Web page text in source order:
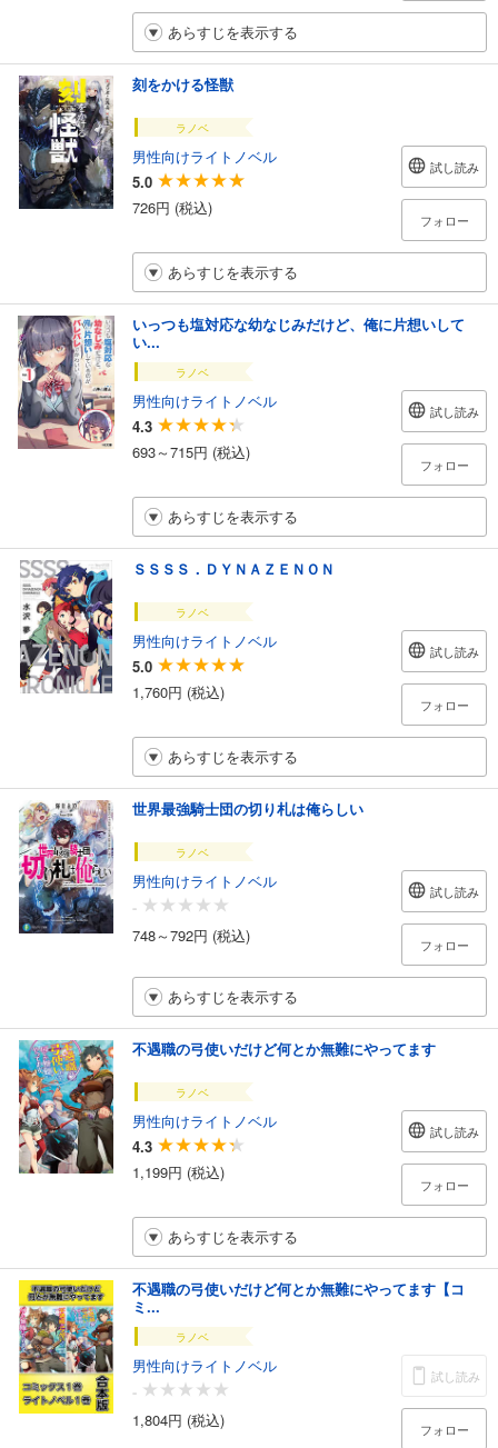
あらすじを表示する
刻をかける怪獣
ラノベ
男性向けライトノベル
5.0
726円 (税込)
試し読み
フォロー
あらすじを表示する
いっつも塩対応な幼なじみだけど、俺に片想いして
い...
ラノベ
男性向けライトノベル
4.3
693～715円 (税込)
試し読み
フォロー
あらすじを表示する
ＳＳＳＳ．ＤＹＮＡＺＥＮＯＮ
ラノベ
男性向けライトノベル
5.0
1,760円 (税込)
試し読み
フォロー
あらすじを表示する
世界最強騎士団の切り札は俺らしい
ラノベ
男性向けライトノベル
-
748～792円 (税込)
試し読み
フォロー
あらすじを表示する
不遇職の弓使いだけど何とか無難にやってます
ラノベ
男性向けライトノベル
4.3
1,199円 (税込)
試し読み
フォロー
あらすじを表示する
不遇職の弓使いだけど何とか無難にやってます【コ
ミ...
ラノベ
男性向けライトノベル
-
1,804円 (税込)
試し読み
フォロー